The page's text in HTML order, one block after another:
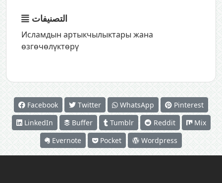
التصنيفات
Исламдын артыкчылыктары жана
өзгөчөлүктөрү
Facebook Twitter WhatsApp
Pinterest
LinkedIn
Buffer Tumblr Reddit
Mix
Evernote
Pocket Wordpress